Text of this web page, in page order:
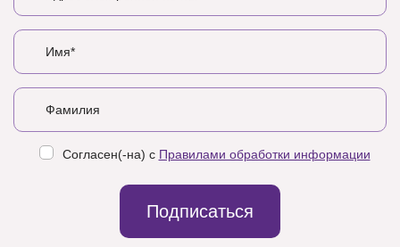
Согласен(-на) с Правилами обработки информации
Подписаться